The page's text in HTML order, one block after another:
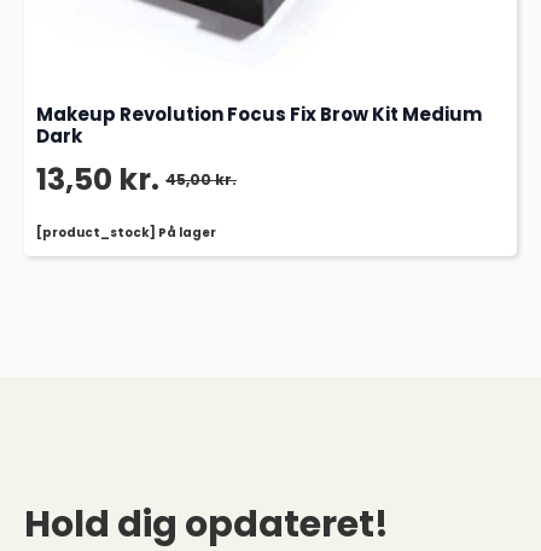
[product_stock] På lager
Makeup Revolution Focus Fix Brow Kit Medium
Dark
45,00kr.
Den
oprindelige
13,50 kr.
Den
aktuelle
Hold dig opdateret!